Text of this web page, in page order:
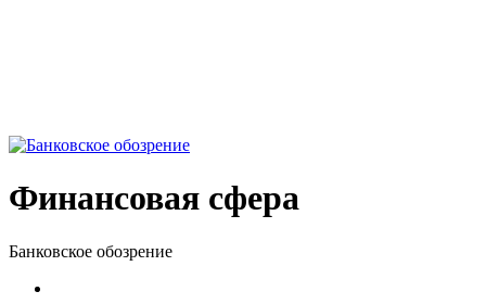
Финансовая сфера
Банковское обозрение